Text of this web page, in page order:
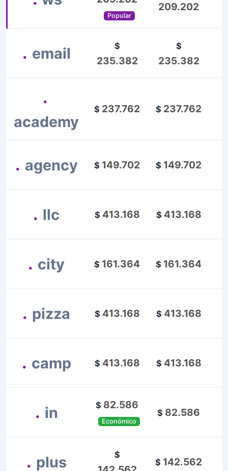
Popular
209.202
. email $
235.382
$
235.382
.
academy
$ 237.762 $ 237.762
. agency $ 149.702 $ 149.702
. llc $ 413.168 $ 413.168
. city $ 161.364 $ 161.364
. pizza $ 413.168 $ 413.168
. camp $ 413.168 $ 413.168
. in $ 82.586
Económico
$ 82.586
. plus $
$ 142.562